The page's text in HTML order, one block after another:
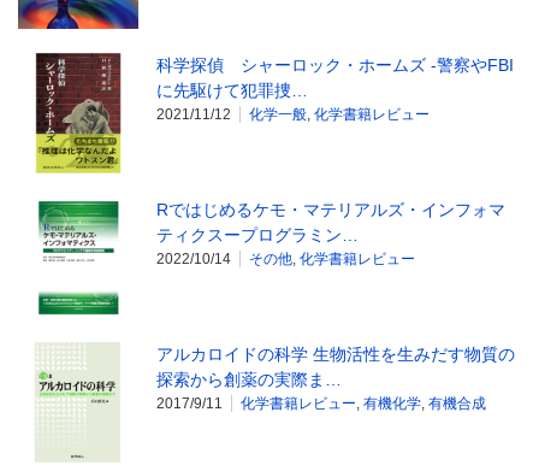
科学探偵 シャーロック・ホームズ -警察やFBI
に先駆けて犯罪捜…
2021/11/12 化学一般, 化学書籍レビュー
Rではじめるケモ・マテリアルズ・インフォマ
ティクスープログラミン…
2022/10/14 その他, 化学書籍レビュー
アルカロイドの科学 生物活性を生みだす物質の
探索から創薬の実際ま…
2017/9/11 化学書籍レビュー, 有機化学, 有機合成